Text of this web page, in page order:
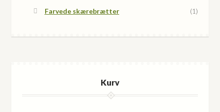
Farvede skærebrætter
(1)
Kurv